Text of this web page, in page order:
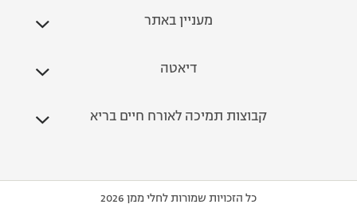
מעניין באתר
דיאטה
קבוצות תמיכה לאורח חיים בריא
כל הזכויות שמורות לחלי ממן 2026